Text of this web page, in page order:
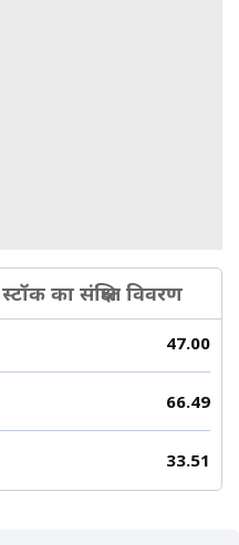
का संक्षिप्त विवरण
47.00
66.49
33.51